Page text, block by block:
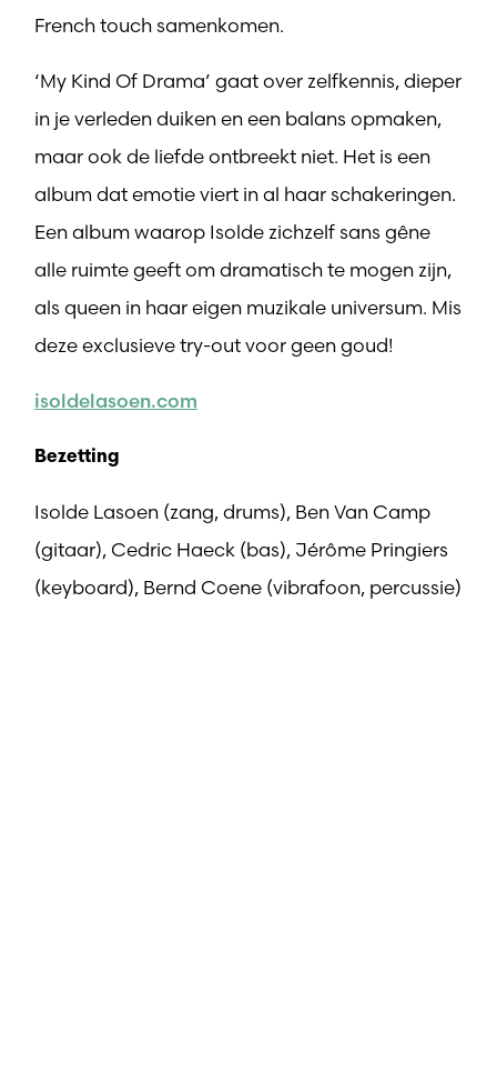
French touch samenkomen.
‘My Kind Of Drama’ gaat over zelfkennis, dieper
in je verleden duiken en een balans opmaken,
maar ook de liefde ontbreekt niet. Het is een
album dat emotie viert in al haar schakeringen.
Een album waarop Isolde zichzelf sans gêne
alle ruimte geeft om dramatisch te mogen zijn,
als queen in haar eigen muzikale universum. Mis
deze exclusieve try-out voor geen goud!
isoldelasoen.com
Bezetting
Isolde Lasoen (zang, drums), Ben Van Camp
(gitaar), Cedric Haeck (bas), Jérôme Pringiers
(keyboard), Bernd Coene (vibrafoon, percussie)